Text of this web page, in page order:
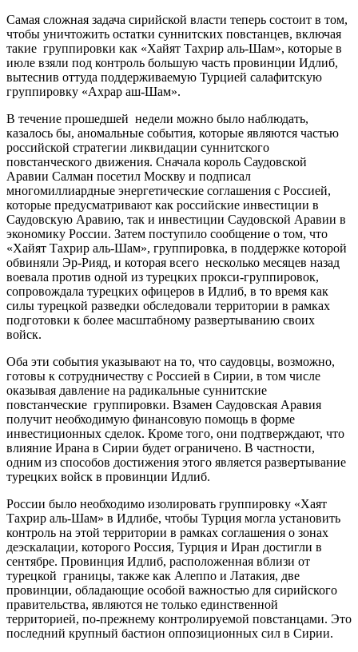
Самая сложная задача сирийской власти теперь состоит в том,
чтобы уничтожить остатки суннитских повстанцев, включая
такие группировки как «Хайят Тахрир аль-Шам», которые в
июле взяли под контроль большую часть провинции Идлиб,
вытеснив оттуда поддерживаемую Турцией салафитскую
группировку «Ахрар аш-Шам».
В течение прошедшей недели можно было наблюдать,
казалось бы, аномальные события, которые являются частью
российской стратегии ликвидации суннитского
повстанческого движения. Сначала король Саудовской
Аравии Салман посетил Москву и подписал
многомиллиардные энергетические соглашения с Россией,
которые предусматривают как российские инвестиции в
Саудовскую Аравию, так и инвестиции Саудовской Аравии в
экономику России. Затем поступило сообщение о том, что
«Хайят Тахрир аль-Шам», группировка, в поддержке которой
обвиняли Эр-Рияд, и которая всего несколько месяцев назад
воевала против одной из турецких прокси-группировок,
сопровождала турецких офицеров в Идлиб, в то время как
силы турецкой разведки обследовали территории в рамках
подготовки к более масштабному развертыванию своих
войск.
Оба эти события указывают на то, что саудовцы, возможно,
готовы к сотрудничеству с Россией в Сирии, в том числе
оказывая давление на радикальные суннитские
повстанческие группировки. Взамен Саудовская Аравия
получит необходимую финансовую помощь в форме
инвестиционных сделок. Кроме того, они подтверждают, что
влияние Ирана в Сирии будет ограничено. В частности,
одним из способов достижения этого является развертывание
турецких войск в провинции Идлиб.
России было необходимо изолировать группировку «Хаят
Тахрир аль-Шам» в Идлибе, чтобы Турция могла установить
контроль на этой территории в рамках соглашения о зонах
деэскалации, которого Россия, Турция и Иран достигли в
сентябре. Провинция Идлиб, расположенная вблизи от
турецкой границы, также как Алеппо и Латакия, две
провинции, обладающие особой важностью для сирийского
правительства, являются не только единственной
территорией, по-прежнему контролируемой повстанцами. Это
последний крупный бастион оппозиционных сил в Сирии.